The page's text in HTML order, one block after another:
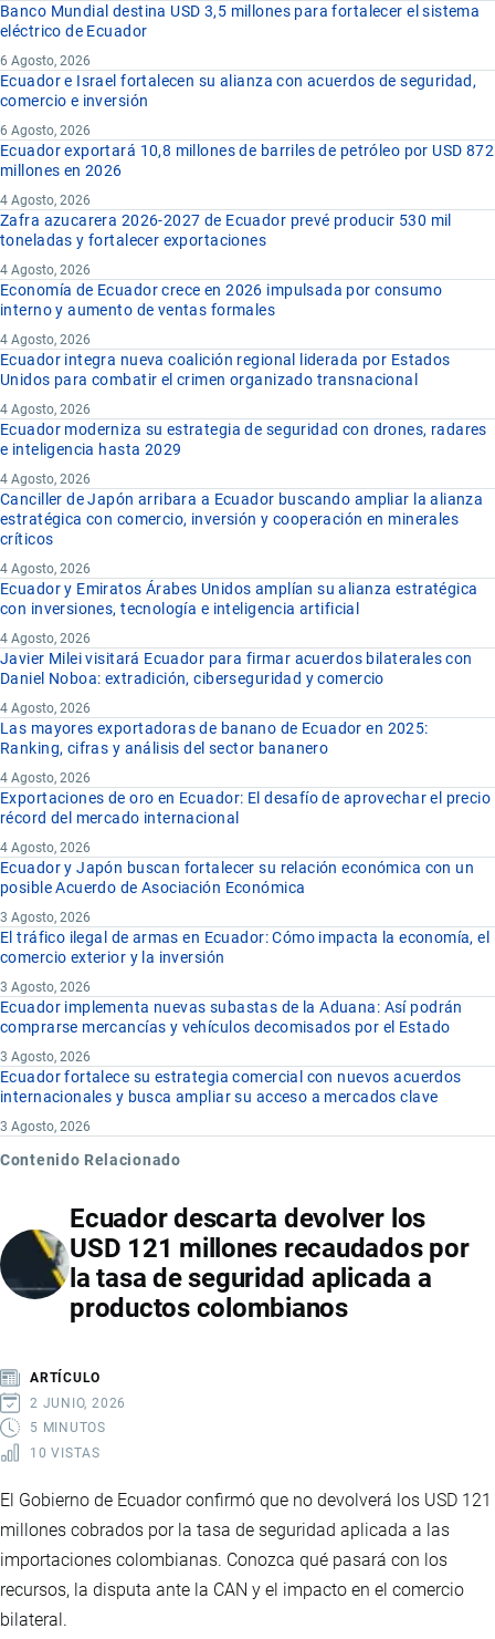
Banco Mundial destina USD 3,5 millones para fortalecer el sistema
eléctrico de Ecuador
6 Agosto, 2026
Ecuador e Israel fortalecen su alianza con acuerdos de seguridad,
comercio e inversión
6 Agosto, 2026
Ecuador exportará 10,8 millones de barriles de petróleo por USD 872
millones en 2026
4 Agosto, 2026
Zafra azucarera 2026-2027 de Ecuador prevé producir 530 mil
toneladas y fortalecer exportaciones
4 Agosto, 2026
Economía de Ecuador crece en 2026 impulsada por consumo
interno y aumento de ventas formales
4 Agosto, 2026
Ecuador integra nueva coalición regional liderada por Estados
Unidos para combatir el crimen organizado transnacional
4 Agosto, 2026
Ecuador moderniza su estrategia de seguridad con drones, radares
e inteligencia hasta 2029
4 Agosto, 2026
Canciller de Japón arribara a Ecuador buscando ampliar la alianza
estratégica con comercio, inversión y cooperación en minerales
críticos
4 Agosto, 2026
Ecuador y Emiratos Árabes Unidos amplían su alianza estratégica
con inversiones, tecnología e inteligencia artificial
4 Agosto, 2026
Javier Milei visitará Ecuador para firmar acuerdos bilaterales con
Daniel Noboa: extradición, ciberseguridad y comercio
4 Agosto, 2026
Las mayores exportadoras de banano de Ecuador en 2025:
Ranking, cifras y análisis del sector bananero
4 Agosto, 2026
Exportaciones de oro en Ecuador: El desafío de aprovechar el precio
récord del mercado internacional
4 Agosto, 2026
Ecuador y Japón buscan fortalecer su relación económica con un
posible Acuerdo de Asociación Económica
3 Agosto, 2026
El tráfico ilegal de armas en Ecuador: Cómo impacta la economía, el
comercio exterior y la inversión
3 Agosto, 2026
Ecuador implementa nuevas subastas de la Aduana: Así podrán
comprarse mercancías y vehículos decomisados por el Estado
3 Agosto, 2026
Ecuador fortalece su estrategia comercial con nuevos acuerdos
internacionales y busca ampliar su acceso a mercados clave
3 Agosto, 2026
Contenido Relacionado
Ecuador descarta devolver los
USD 121 millones recaudados por
la tasa de seguridad aplicada a
productos colombianos
ARTÍCULO
2 JUNIO, 2026
5 MINUTOS
10 VISTAS
El Gobierno de Ecuador confirmó que no devolverá los USD 121
millones cobrados por la tasa de seguridad aplicada a las
importaciones colombianas. Conozca qué pasará con los
recursos, la disputa ante la CAN y el impacto en el comercio
bilateral.